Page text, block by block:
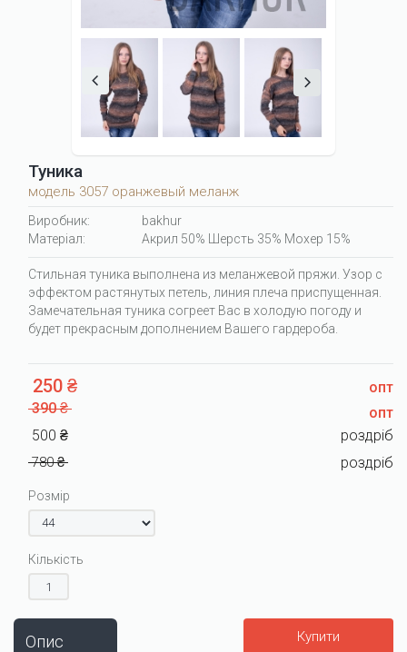
Туника
модель 3057 оранжевый меланж
Виробник:
bakhur
Матеріал:
Акрил 50% Шерсть 35% Мохер 15%
Стильная туника выполнена из меланжевой пряжи. Узор с
эффектом растянутых петель, линия плеча приспущенная.
Замечательная туника согреет Вас в холодую погоду и
будет прекрасным дополнением Вашего гардероба.
250 ₴
опт
390 ₴
опт
500 ₴
роздріб
780 ₴ роздріб
Розмір
Кількість
Купити
Опис